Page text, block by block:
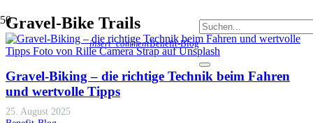
insert_commentBenefit-Blog
Gravel-Bike Trails
Gravel-Biking – die richtige Technik beim Fahren
und wertvolle Tipps
25. August 2025